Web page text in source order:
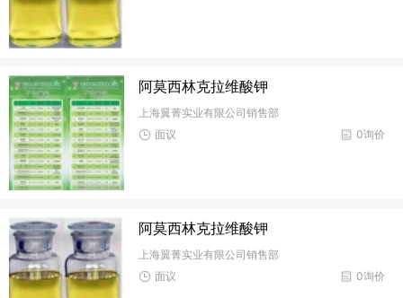
阿莫西林克拉维酸钾
上海翼菁实业有限公司销售部
0询价
面议
阿莫西林克拉维酸钾
上海翼菁实业有限公司销售部
0询价
面议